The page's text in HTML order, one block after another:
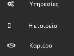
Υπηρεσίες
Η εταιρεία
Καριέρα